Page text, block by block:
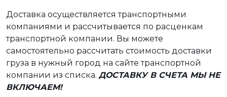
Доставка осуществляется транспортными
компаниями и рассчитывается по расценкам
транспортной компании. Вы можете
самостоятельно рассчитать стоимость доставки
груза в нужный город на сайте транспортной
компании из списка. ДОСТАВКУ В СЧЕТА МЫ НЕ
ВКЛЮЧАЕМ!